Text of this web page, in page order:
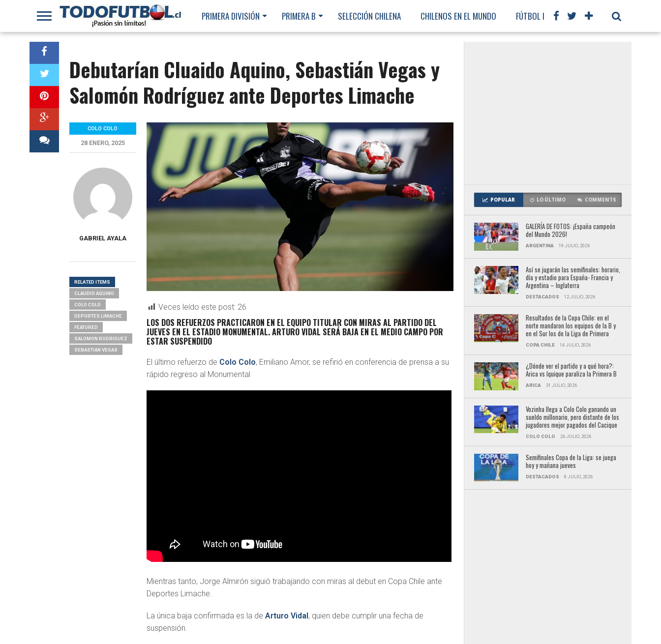
PRIMERA DIVISIÓN PRIMERA B SELECCIÓN CHILENA CHILENOS EN EL MUNDO FÚTBOL INTERNACIONAL
Debutarían Cluaido Aquino, Sebastián Vegas y
Salomón Rodríguez ante Deportes Limache
Veces leído este post: 26
LOS DOS REFUERZOS PRACTICARON EN EL EQUIPO TITULAR CON MIRAS AL PARTIDO DEL
JUEVES EN EL ESTADIO MONUMENTAL. ARTURO VIDAL SERÁ BAJA EN EL MEDIO CAMPO POR
ESTAR SUSPENDIDO
El último refuerzo de Colo Colo, Emiliano Amor, se refirió en conferencia de prensa a su
rápido regreso al Monumental
Mientras tanto, Jorge Almirón siguió trabajando con miras al debut en Copa Chile ante
Deportes Limache.
La única baja confirmada es la deArturo Vidal , quien debe cumplir una fecha de
suspensión.
COLO COLO
28 ENERO, 2025
GABRIEL AYALA
RELATED ITEMS
CLAUDIO AQUINO
COLO COLO
DEPORTES LIMACHE
FEATURED
SALOMON RODRIGUEZ
SEBASTIÁN VEGAS
POPULAR LO ÚLTIMO COMMENTS
GALERÍA DE FOTOS: ¡España campeón
del Mundo 2026!
ARGENTINA 19 JULIO, 2026
Así se jugarán las semifinales: horario,
día y estadio para España- Francia y
Argentina – Inglaterra
DESTACADOS 12 JULIO, 2026
Resultados de la Copa Chile: en el
norte mandaron los equipos de la B y
en el Sur los de la Liga de Primera
COPA CHILE 14 JULIO, 2026
¿Dónde ver el partido y a qué hora?:
Arica vs Iquique paraliza la Primera B
ARICA 31 JULIO, 2026
Vozinha llega a Colo Colo ganando un
sueldo millonario, pero distante de los
jugadores mejor pagados del Cacique
COLO COLO 26 JULIO, 2026
Semifinales Copa de la Liga: se juega
hoy y mañana jueves
DESTACADOS 8 JULIO, 2026